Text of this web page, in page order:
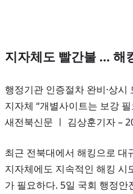
지자체도 빨간불 … 해
행정기관 인증절차 완비·상시
지자체 “개별사이트는 보강
새전북신문 ㅣ 김상훈기자 –
최근 전북대에서 해킹으로 대
지자체에도 지속적인 해킹 시
가 필요하다. 5일 국회 행정